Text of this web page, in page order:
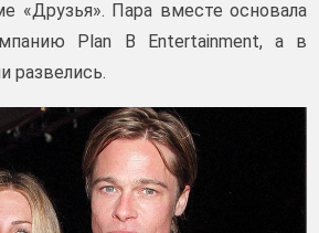
«Друзья». Пара вместе основала
Plan B Entertainment, а в
развелись.